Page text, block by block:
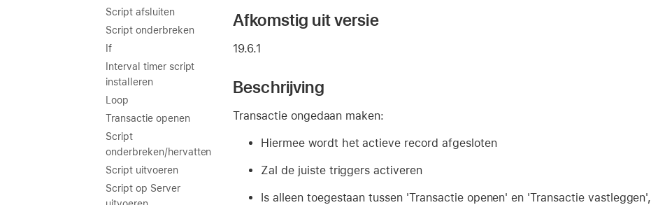
Script afsluiten
Script onderbreken
If
Interval timer script
installeren
Loop
Transactie openen
Script
onderbreken/hervatten
Script uitvoeren
Script op Server
Afkomstig uit versie
19.6.1
Beschrijving
Transactie ongedaan maken:
Hiermee wordt het actieve record afgesloten
Zal de juiste triggers activeren
Is alleen toegestaan tussen 'Transactie openen' en 'Transactie vastleggen',